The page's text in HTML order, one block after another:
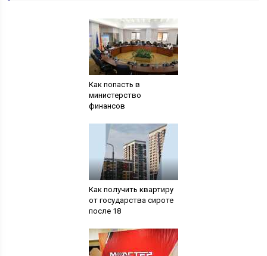
Как попасть в
министерство
финансов
Как получить квартиру
от государства сироте
после 18